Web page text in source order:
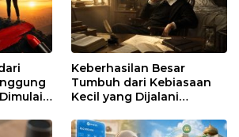
Keberhasilan Besar
Tumbuh dari Kebiasaan
Kecil yang Dijalani